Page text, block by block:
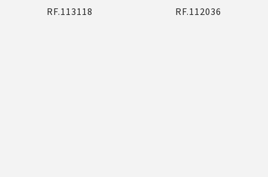
RF.113118
RF.112036